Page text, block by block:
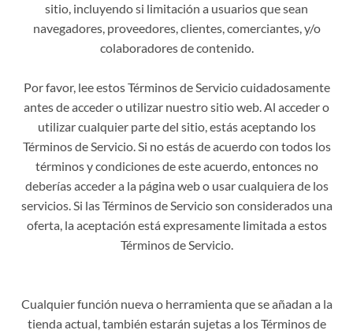
sitio, incluyendo si limitación a usuarios que sean
navegadores, proveedores, clientes, comerciantes, y/o
colaboradores de contenido.
Por favor, lee estos Términos de Servicio cuidadosamente
antes de acceder o utilizar nuestro sitio web. Al acceder o
utilizar cualquier parte del sitio, estás aceptando los
Términos de Servicio. Si no estás de acuerdo con todos los
términos y condiciones de este acuerdo, entonces no
deberías acceder a la página web o usar cualquiera de los
servicios. Si las Términos de Servicio son considerados una
oferta, la aceptación está expresamente limitada a estos
Términos de Servicio.
Cualquier función nueva o herramienta que se añadan a la
tienda actual, también estarán sujetas a los Términos de